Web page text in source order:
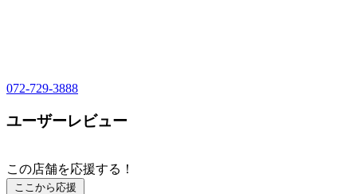
072-729-3888
ユーザーレビュー
この店舗を応援する！
ここから応援